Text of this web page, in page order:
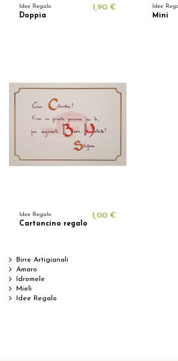
Idee Regalo
Doppia
1,90 € Idee
Mini
Idee Regalo
Cartoncino regalo
1,00 €
Birre Artigianali
Amaro
Idromele
Mieli
Idee Regalo